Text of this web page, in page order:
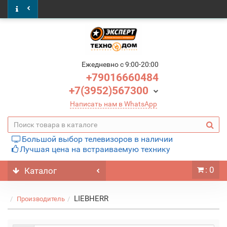
Ежедневно c 9:00-20:00
+79016660484
+7(3952)567300
Написать нам в WhatsApp
Большой выбор телевизоров в наличии
Лучшая цена на встраиваемую технику
Каталог : 0
Производитель LIEBHERR